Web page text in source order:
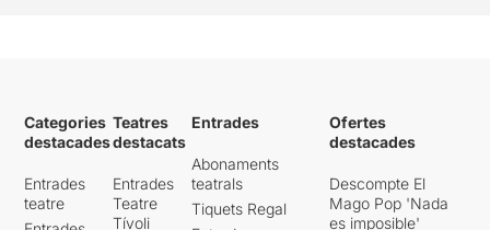
Categories
destacades
Entrades
teatre
Teatres
destacats
Entrades
Teatre
Tívoli
Entrades
Abonaments
teatrals
Tiquets Regal
Ofertes
destacades
Descompte El
Mago Pop 'Nada
es imposible'